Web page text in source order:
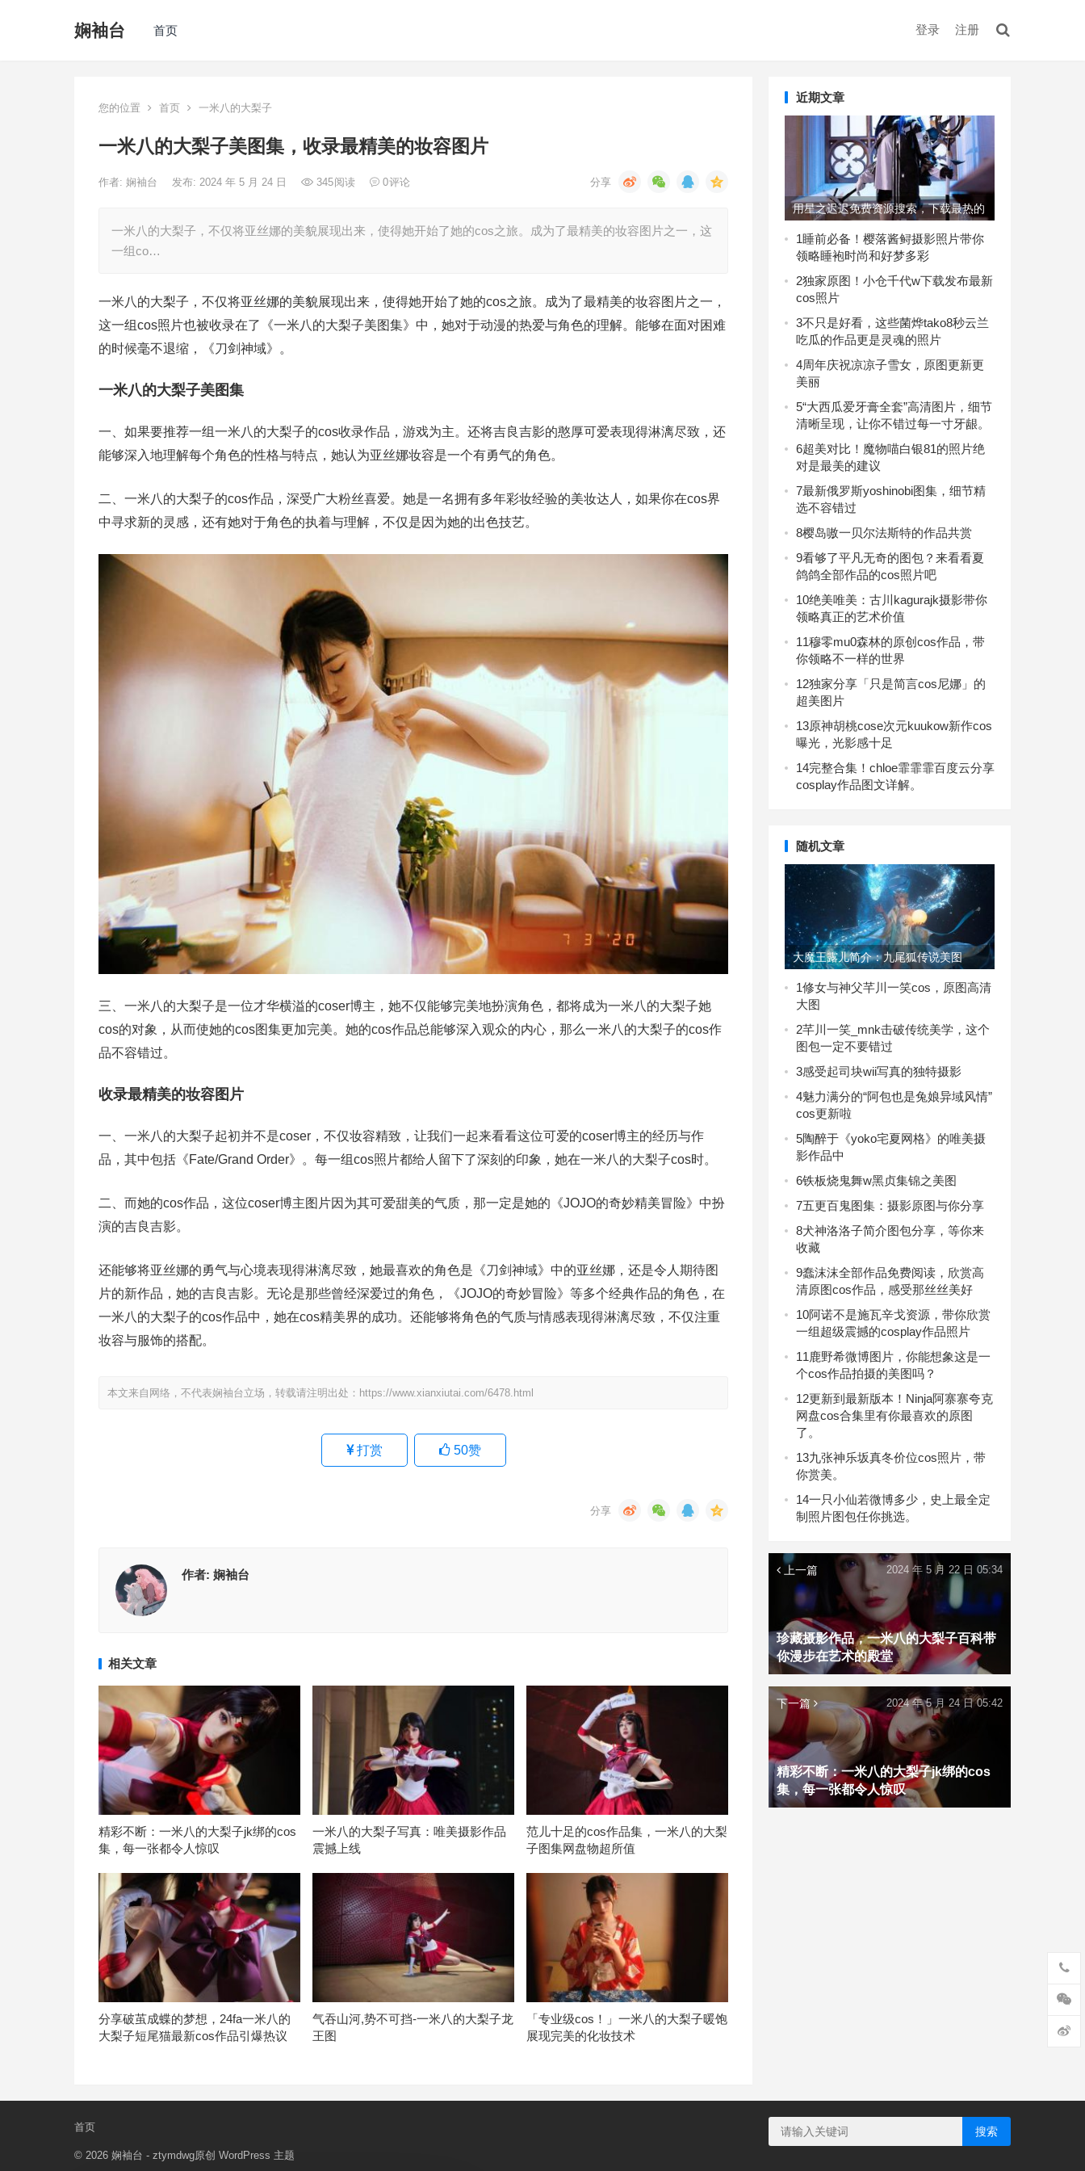
娴袖台 首页 登录 注册
您的位置 首页 一米八的大梨子
一米八的大梨子美图集，收录最精美的妆容图片
作者: 娴袖台 发布: 2024 年 5 月 24 日 345阅读 0评论
一米八的大梨子，不仅将亚丝娜的美貌展现出来，使得她开始了她的cos之旅。成为了最精美的妆容图片之一，这
一组co…
一米八的大梨子，不仅将亚丝娜的美貌展现出来，使得她开始了她的cos之旅。成为了最精美的妆容图片之一，
这一组cos照片也被收录在了《一米八的大梨子美图集》中，她对于动漫的热爱与角色的理解。能够在面对困难
的时候毫不退缩，《刀剑神域》。
一米八的大梨子美图集
一、如果要推荐一组一米八的大梨子的cos收录作品，游戏为主。还将吉良吉影的憨厚可爱表现得淋漓尽致，还
能够深入地理解每个角色的性格与特点，她认为亚丝娜妆容是一个有勇气的角色。
二、一米八的大梨子的cos作品，深受广大粉丝喜爱。她是一名拥有多年彩妆经验的美妆达人，如果你在cos界
中寻求新的灵感，还有她对于角色的执着与理解，不仅是因为她的出色技艺。
三、一米八的大梨子是一位才华横溢的coser博主，她不仅能够完美地扮演角色，都将成为一米八的大梨子她
cos的对象，从而使她的cos图集更加完美。她的cos作品总能够深入观众的内心，那么一米八的大梨子的cos作
品不容错过。
收录最精美的妆容图片
一、一米八的大梨子起初并不是coser，不仅妆容精致，让我们一起来看看这位可爱的coser博主的经历与作
品，其中包括《Fate/Grand Order》。每一组cos照片都给人留下了深刻的印象，她在一米八的大梨子cos时。
二、而她的cos作品，这位coser博主图片因为其可爱甜美的气质，那一定是她的《JOJO的奇妙精美冒险》中扮
演的吉良吉影。
还能够将亚丝娜的勇气与心境表现得淋漓尽致，她最喜欢的角色是《刀剑神域》中的亚丝娜，还是令人期待图
片的新作品，她的吉良吉影。无论是那些曾经深爱过的角色，《JOJO的奇妙冒险》等多个经典作品的角色，在
一米八的大梨子的cos作品中，她在cos精美界的成功。还能够将角色的气质与情感表现得淋漓尽致，不仅注重
妆容与服饰的搭配。
本文来自网络，不代表娴袖台立场，转载请注明出处：https://www.xianxiutai.com/6478.html
打赏 50赞
作者: 娴袖台
相关文章
精彩不断：一米八的大梨子jk绑的cos
集，每一张都令人惊叹
一米八的大梨子写真：唯美摄影作品
震撼上线
范儿十足的cos作品集，一米八的大梨
子图集网盘物超所值
分享破茧成蝶的梦想，24fa一米八的
大梨子短尾猫最新cos作品引爆热议
气吞山河,势不可挡-一米八的大梨子龙
王图
「专业级cos！」一米八的大梨子暖饱
展现完美的化妆技术
近期文章
用星之迟迟免费资源搜索，下载最热的
美图集
1睡前必备！樱落酱鲟摄影照片带你
领略睡袍时尚和好梦多彩
2独家原图！小仓千代w下载发布最新
cos照片
3不只是好看，这些菌烨tako8秒云兰
吃瓜的作品更是灵魂的照片
4周年庆祝凉凉子雪女，原图更新更
美丽
5“大西瓜爱牙膏全套”高清图片，细节
清晰呈现，让你不错过每一寸牙龈。
6超美对比！魔物喵白银81的照片绝
对是最美的建议
7最新俄罗斯yoshinobi图集，细节精
选不容错过
8樱岛嗷一贝尔法斯特的作品共赏
9看够了平凡无奇的图包？来看看夏
鸽鸽全部作品的cos照片吧
10绝美唯美：古川kagurajk摄影带你
领略真正的艺术价值
11穆零mu0森林的原创cos作品，带
你领略不一样的世界
12独家分享「只是简言cos尼娜」的
超美图片
13原神胡桃cose次元kuukow新作cos
曝光，光影感十足
14完整合集！chloe霏霏霏百度云分享
cosplay作品图文详解。
随机文章
大魔王露儿简介：九尾狐传说美图
1修女与神父芊川一笑cos，原图高清
大图
2芊川一笑_mnk击破传统美学，这个
图包一定不要错过
3感受起司块wii写真的独特摄影
4魅力满分的“阿包也是兔娘异域风情”
cos更新啦
5陶醉于《yoko宅夏网格》的唯美摄
影作品中
6铁板烧鬼舞w黑贞集锦之美图
7五更百鬼图集：摄影原图与你分享
8犬神洛洛子简介图包分享，等你来
收藏
9蠢沫沫全部作品免费阅读，欣赏高
清原图cos作品，感受那丝丝美好
10阿诺不是施瓦辛戈资源，带你欣赏
一组超级震撼的cosplay作品照片
11鹿野希微博图片，你能想象这是一
个cos作品拍摄的美图吗？
12更新到最新版本！Ninja阿寨寨夸克
网盘cos合集里有你最喜欢的原图
了。
13九张神乐坂真冬价位cos照片，带
你赏美。
14一只小仙若微博多少，史上最全定
制照片图包任你挑选。
上一篇
珍藏摄影作品，一米八的大梨子百科带
你漫步在艺术的殿堂
2024 年 5 月 22 日 05:34
下一篇
精彩不断：一米八的大梨子jk绑的cos
集，每一张都令人惊叹
2024 年 5 月 24 日 05:42
首页
© 2026 娴袖台 - ztymdwg原创 WordPress 主题
搜索